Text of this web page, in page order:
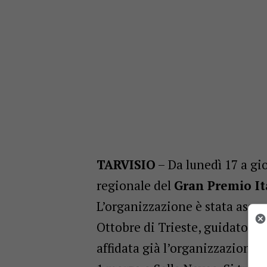
TARVISIO – Da lunedì 17 a
regionale del Gran Premio
L’organizzazione è stata
Ottobre di Trieste, guidato
affidata già l’organizzazione